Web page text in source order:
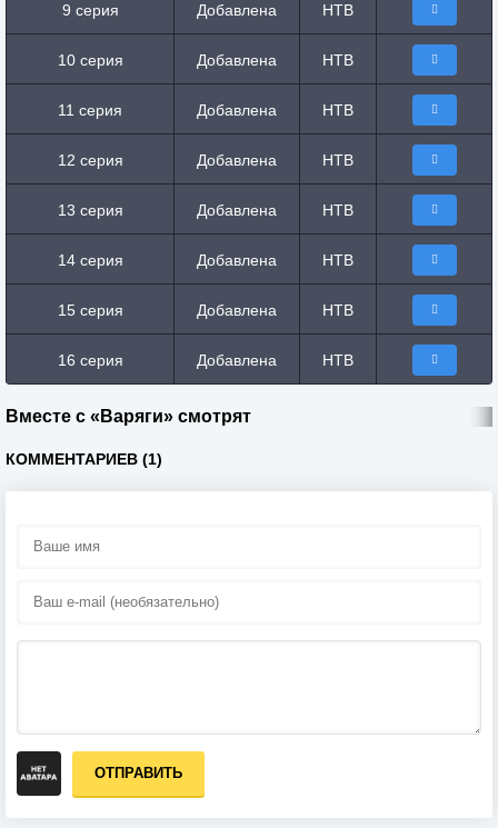
9 серия Добавлена НТВ
10 серия Добавлена НТВ
11 серия Добавлена НТВ
12 серия Добавлена НТВ
13 серия Добавлена НТВ
14 серия Добавлена НТВ
15 серия Добавлена НТВ
16 серия Добавлена НТВ
Вместе с «Варяги» смотрят
КОММЕНТАРИЕВ (1)
ОТПРАВИТЬ